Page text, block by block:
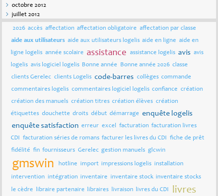
octobre 2012
juillet 2012
2026 accès affectation affectation obligatoire affectation par classe
aide aux utilisateurs aide aux utilisateurs logelis aide en ligne aide en
ligne logelis année scolaire assistance assistance logelis avis avis
logelis avis logiciel logelis Bonne année Bonne année 2026 classe
clients Gerelec clients Logelis code-barres collèges commande
commentaires logelis commentaires logiciel logelis confiance création
création des manuels création titres création élèves création
étiquettes douchette droits début démarrage enquête logelis
enquête satisfaction erreur excel facturation facturation livres
CDI facturation séries de romans facturer les livres du CDI fiche de prêt
fidélité fin fournisseurs Gerelec gestion manuels glcwin
gmswin hotline import impressions logelis installation
intervention intégration inventaire inventaire stock inventaire stocks
le cèdre libraire partenaire libraires livraison livres du CDI
livres